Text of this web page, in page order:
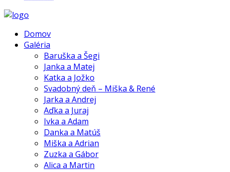
Domov
Galéria
Baruška a Šegi
Janka a Matej
Katka a Jožko
Svadobný deň – Miška & René
Jarka a Andrej
Aďka a Juraj
Ivka a Adam
Danka a Matúš
Miška a Adrian
Zuzka a Gábor
Alica a Martin